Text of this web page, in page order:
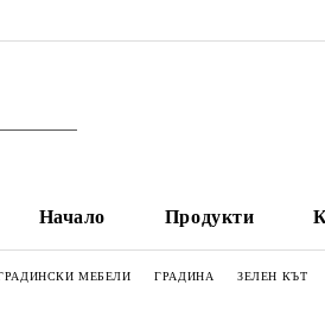
Начало Продукти
МЕБЕЛИ ГРАДИНА ЗЕЛЕН КЪТ